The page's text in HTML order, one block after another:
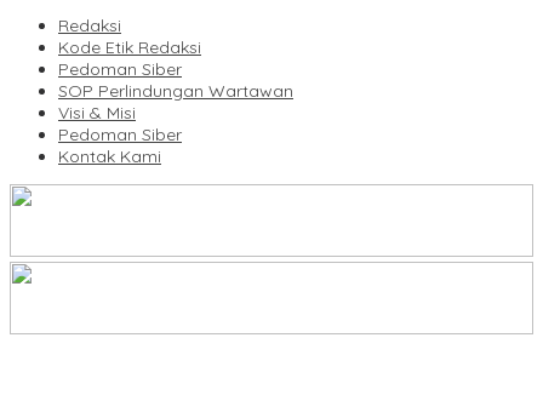
Redaksi
Kode Etik Redaksi
Pedoman Siber
SOP Perlindungan Wartawan
Visi & Misi
Pedoman Siber
Kontak Kami